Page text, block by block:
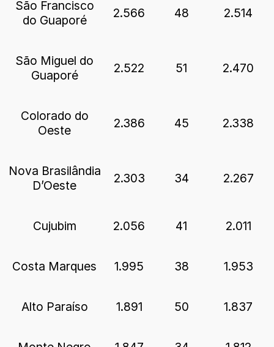
São Francisco
do Guaporé
2.566 48 2.514
São Miguel do
Guaporé
2.522 51 2.470
Colorado do
Oeste
2.386 45 2.338
Nova Brasilândia
D’Oeste
2.303 34 2.267
Cujubim 2.056 41 2.011
Costa Marques 1.995 38 1.953
Alto Paraíso 1.891 50 1.837